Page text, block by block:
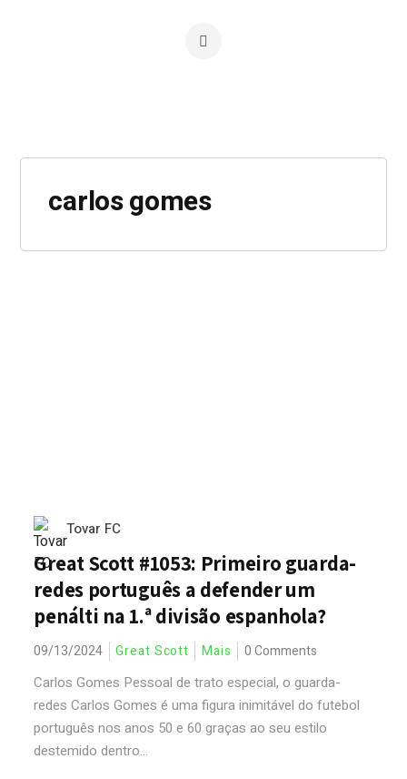
carlos gomes
Tovar FC
Great Scott #1053: Primeiro guarda-
redes português a defender um
penálti na 1.ª divisão espanhola?
09/13/2024 Great Scott Mais 0 Comments
Carlos Gomes Pessoal de trato especial, o guarda-
redes Carlos Gomes é uma figura inimitável do futebol
português nos anos 50 e 60 graças ao seu estilo
destemido dentro...